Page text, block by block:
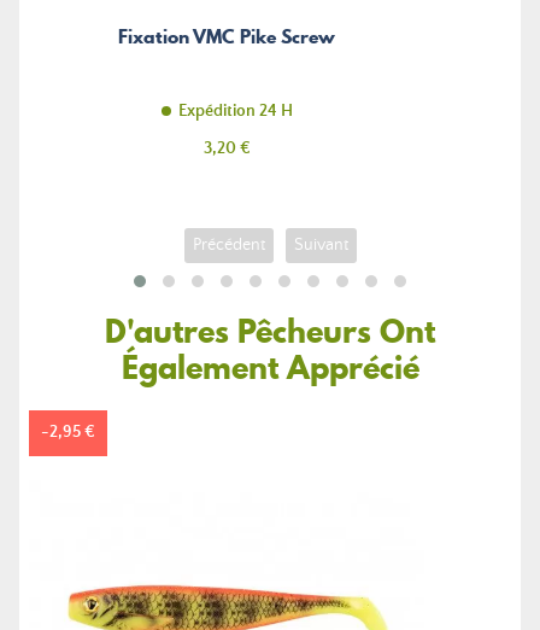
Fixation VMC Pike Screw
Expédition 24 H
Prix
3,20 €
Précédent Suivant
D'autres Pêcheurs Ont
Également Apprécié
-2,95 €